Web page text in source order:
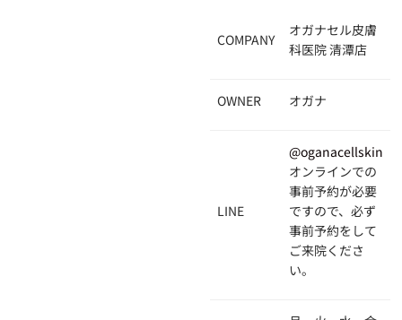
COMPANY
オガナセル皮膚
科医院 清潭店
OWNER オガナ
LINE
@oganacellskin
オンラインでの
事前予約が必要
ですので、必ず
事前予約をして
ご来院くださ
い。